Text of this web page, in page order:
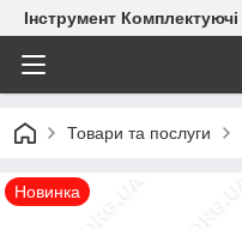
Інструмент
Товари та послуги
Новинка